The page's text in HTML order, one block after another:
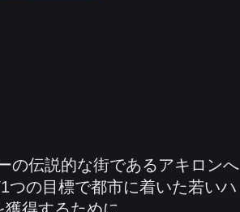
の伝説的な街であるアキロンへ
つの目標で都市に着いた若いハ